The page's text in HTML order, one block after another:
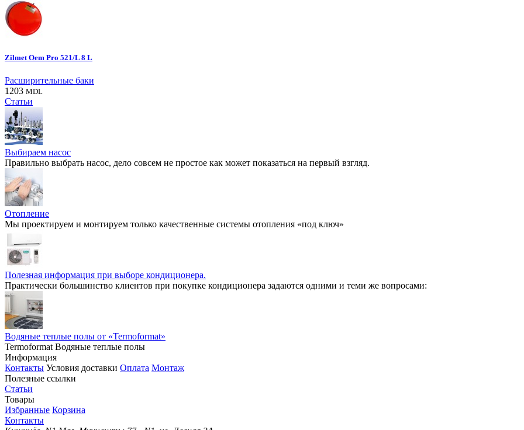
Zilmet Oem Pro 521/L 8 L
Расширительные баки
1203 MDL
Статьи
Выбираем насос
Правильно выбрать насос, дело совсем не простое как может показаться на первый взгляд.
Отопление
Мы проектируем и монтируем только качественные системы отопления «под ключ»
Полезная информация при выборе кондиционера.
Практически большинство клиентов при покупке кондиционера задаются одними и теми же вопросами:
Водяные теплые полы от «Termoformat»
Termoformat Водяные теплые полы
Информация
Контакты Условия доставки Оплата Монтаж
Полезные ссылки
Статьи
Товары
Избранные Корзина
Контакты